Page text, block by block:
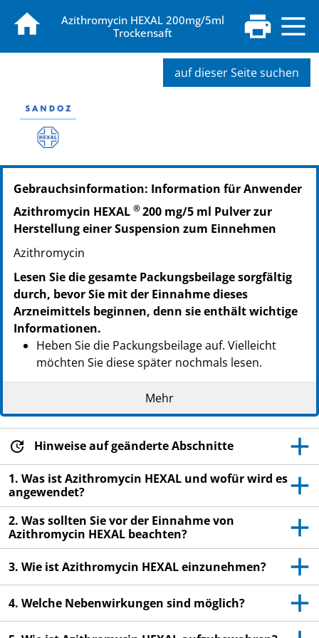
Azithromycin HEXAL 200mg/5ml
Trockensaft
auf dieser Seite suchen
PZN: 00101310
PPN: 110010131072
NTIN: 04150001013106
PZN: 00230007
NTIN: 04150002300076
PZN: 00278379
PPN: 110027837951
NTIN: 04150002783794
Gebrauchsinformation: Information für Anwender
Azithromycin HEXAL ®200 mg/5 ml Pulver zur
Herstellung einer Suspension zum Einnehmen
Azithromycin
Lesen Sie die gesamte Packungsbeilage sorgfältig
durch, bevor Sie mit der Einnahme dieses
Arzneimittels beginnen, denn sie enthält wichtige
Informationen.
Heben Sie die Packungsbeilage auf. Vielleicht
möchten Sie diese später nochmals lesen.
Wenn Sie weitere Fragen haben, wenden Sie sich
an Ihren Arzt oder Apotheker.
Dieses Arzneimittel wurde Ihnen persönlich
verschrieben. Geben Sie es nicht an Dritte weiter.
Es kann anderen Menschen schaden, auch wenn
diese die gleichen Beschwerden haben wie Sie.
Wenn Sie Nebenwirkungen bemerken, wenden Sie
sich an Ihren Arzt oder Apotheker. Dies gilt auch
für Nebenwirkungen, die nicht in dieser
Packungsbeilage angegeben sind. Siehe Abschnitt
4.
Mehr
Hinweise auf geänderte Abschnitte
1. Was ist Azithromycin HEXAL und wofür wird es
angewendet?
2. Was sollten Sie vor der Einnahme von
Azithromycin HEXAL beachten?
3. Wie ist Azithromycin HEXAL einzunehmen?
4. Welche Nebenwirkungen sind möglich?